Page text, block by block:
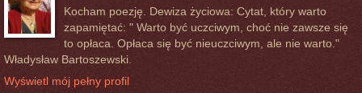
Kocham poezję. Dewiza życiowa: Cytat, który warto
zapamiętać: " Warto być uczciwym, choć nie zawsze się
to opłaca. Opłaca się być nieuczciwym, ale nie warto."
Władysław Bartoszewski.
Wyświetl mój pełny profil